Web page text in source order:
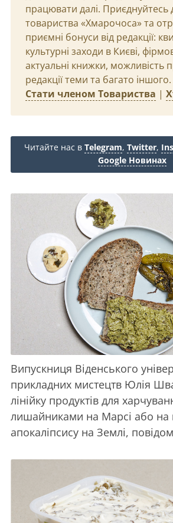
працювати далі. Приєднуйтесь
товариства «Хмарочоса» та
приємні бонуси від редакції:
культурні заходи в Києві,
актуальні книжки, можливість
редакції теми та багато іншого.
Стати членом Товариства |
Читайте нас в Telegram, Twitter,
Google Новинах
Випускниця Віденського
прикладних мистецтв Юлія
лінійку продуктів для
лишайниками на Марсі або на
апокаліпсису на Землі,